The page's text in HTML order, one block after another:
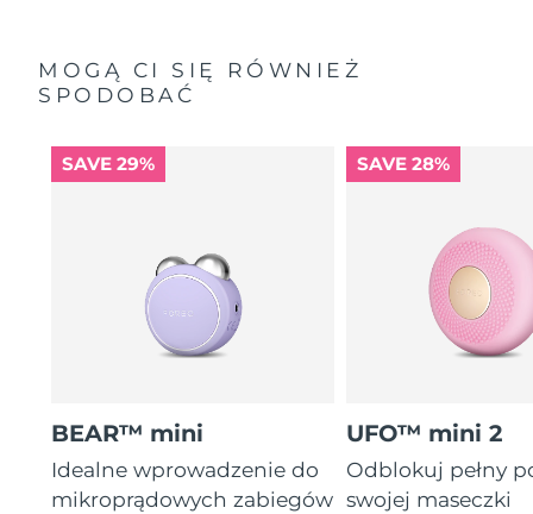
MOGĄ CI SIĘ RÓWNIEŻ
SPODOBAĆ
SAVE 29%
BEAR™ mini
Idealne wprowadzenie do
mikroprądowych zabiegów
SAVE 28%
UFO™ mini 2
Odblokuj pełny
swojej maseczki